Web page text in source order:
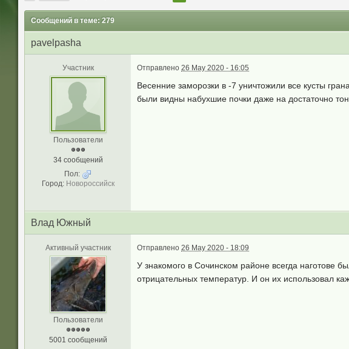
Сообщений в теме: 279
pavelpasha
Участник
Пользователи
34 сообщений
Пол:
Город: Новороссийск
Отправлено 26 May 2020 - 16:05
Весенние заморозки в -7 уничтожили все кусты
были видны набухшие почки даже на достаточно
Влад Южный
Активный участник
Пользователи
5001 сообщений
Отправлено 26 May 2020 - 18:09
У знакомого в Сочинском районе всегда наготове
отрицательных температур. И он их использовал